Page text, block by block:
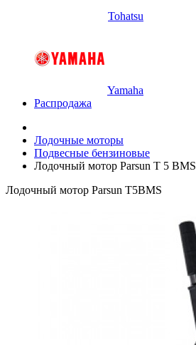
Tohatsu
Yamaha
Распродажа
Лодочные моторы
Подвесные бензиновые
Лодочный мотор Parsun T 5 BMS
Лодочный мотор Parsun T5BMS